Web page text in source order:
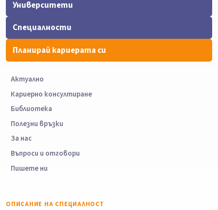
Университети
Специалности
Планирай кариерата си
Актуално
Кариерно консултиране
Библиотека
Полезни връзки
За нас
Въпроси и отговори
Пишете ни
ОПИСАНИЕ НА СПЕЦИАЛНОСТ